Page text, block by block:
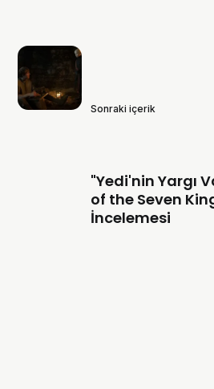
Sonraki içerik
"Yedi'nin Yargı
of the Seven
İncelemesi